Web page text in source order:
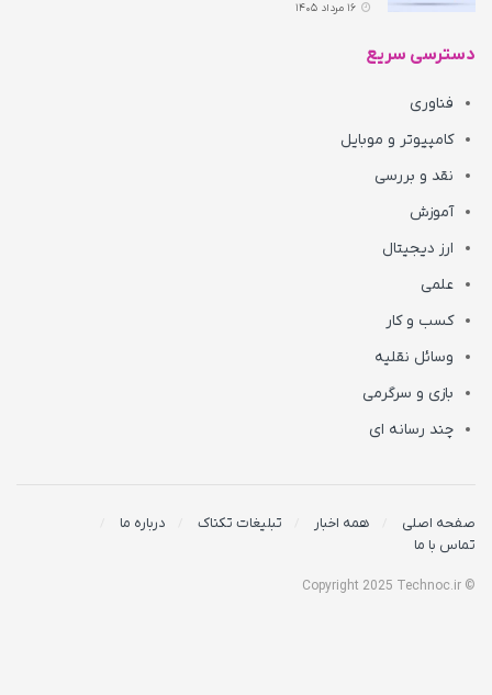
دسترسی سریع
فناوری
کامپیوتر و موبایل
نقد و بررسی
آموزش
ارز دیجیتال
علمی
کسب و کار
وسائل نقلیه
بازی و سرگرمی
چند رسانه ای
صفحه اصلی همه اخبار تبلیغات تکناک
درباره ما
تماس با ما
© Copyright 2025 Technoc.ir